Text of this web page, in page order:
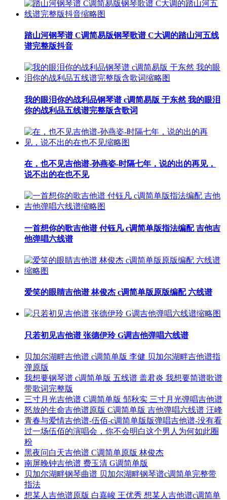
踏山河钢琴谱 C调简易版钢琴歌谱 C大调的踏山河五线
谱完整版抖音
我的眼泪你的战利品钢琴谱 c调简易版 于东然 我的眼泪
你的战利品五线谱完整版含歌词
在，也不见吉他谱-孙燕姿-时隔七年，说的出的再见，
说不出的在也不见
一首想你的歌吉他谱 付钰凡 c调简单版指法编配 吉他吉
他弹唱六线谱
爱笑的眼睛吉他谱 林俊杰 c调简单版原版编配 六线谱
只若初见吉他谱 张德伊玲 G调吉他弹唱六线谱
贝加尔湖畔吉他谱 c调简单版 李健 贝加尔湖畔吉他谱指
弹原版
我想要钢琴谱 c调简单版 五线谱 盖君炎 我想要简谱歌谱
带歌词完整版
三寸月光吉他谱 C调简单版 邹秋实 三寸月光弹唱吉他谱
怒放的生命吉他谱原版 C调简单版 吉他弹唱六线谱 汪峰
青春与爱情吉他谱-伍佰-c调简单版版弹唱吉他谱-没有看
过一场伍佰的演唱会，你不会明白这个男人为何如此圈
粉
黑夜问白天吉他谱 C调简单原版 林俊杰
南屏晚钟吉他谱 费玉清 G调简单版
贝加尔湖畔钢琴曲谱 贝加尔湖畔钢琴谱c调简单完整带
指法
想某人吉他谱原版 白嘉峻 王优秀 想某人吉他谱c调简单